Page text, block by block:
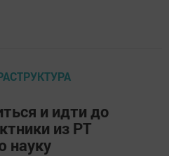
и идти до
из РТ
науку